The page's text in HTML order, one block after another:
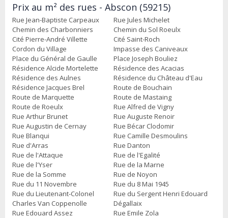
Prix au m² des rues - Abscon (59215)
Rue Jean-Baptiste Carpeaux
Rue Jules Michelet
Chemin des Charbonniers
Chemin du Sol Roeulx
Cité Pierre-André Villette
Cité Saint-Roch
Cordon du Village
Impasse des Caniveaux
Place du Général de Gaulle
Place Joseph Bouliez
Résidence Alcide Mortelette
Résidence des Acacias
Résidence des Aulnes
Résidence du Château d'Eau
Résidence Jacques Brel
Route de Bouchain
Route de Marquette
Route de Mastaing
Route de Roeulx
Rue Alfred de Vigny
Rue Arthur Brunet
Rue Auguste Renoir
Rue Augustin de Cernay
Rue Bécar Clodomir
Rue Blanqui
Rue Camille Desmoulins
Rue d'Arras
Rue Danton
Rue de l'Attaque
Rue de l'Egalité
Rue de l'Yser
Rue de la Marne
Rue de la Somme
Rue de Noyon
Rue du 11 Novembre
Rue du 8 Mai 1945
Rue du Lieutenant-Colonel
Charles Van Coppenolle
Rue du Sergent Henri Edouard
Dégallaix
Rue Edouard Assez
Rue Emile Zola